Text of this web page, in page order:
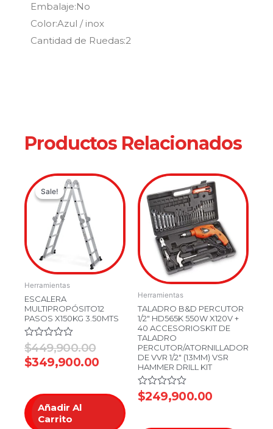
Embalaje:No
Color:Azul / inox
Cantidad de Ruedas:2
Productos Relacionados
Sale!
Sale!
Herramientas
ESCALERA
MULTIPROPÓSITO12
PASOS X150KG 3.50MTS
Valorado
en
0
$449,900.00
Original
price
$449,900.00.
$349,900.00
Current
price
$349,900.00.
Añadir Al
Carrito
Herramientas
TALADRO B&D PERCUTOR
1/2″ HD565K 550W X120V +
40 ACCESORIOSKIT DE
TALADRO
PERCUTOR/ATORNILLADOR
DE VVR 1/2″ (13MM) VSR
HAMMER DRILL KIT
Valorado
en
$249,900.00